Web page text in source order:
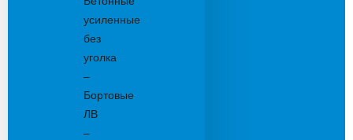
усиленные
без
уголка
–
Бортовые
ЛВ
–